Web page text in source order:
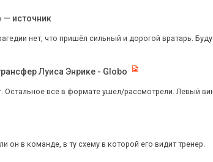
— источник
нет, что пришёл сильный и дорогой вратарь.
Луиса Энрике - Globo
Остальное все в формате ушел/рассмотрели. Левый
он в команде, в ту схему в которой его видит тренер.